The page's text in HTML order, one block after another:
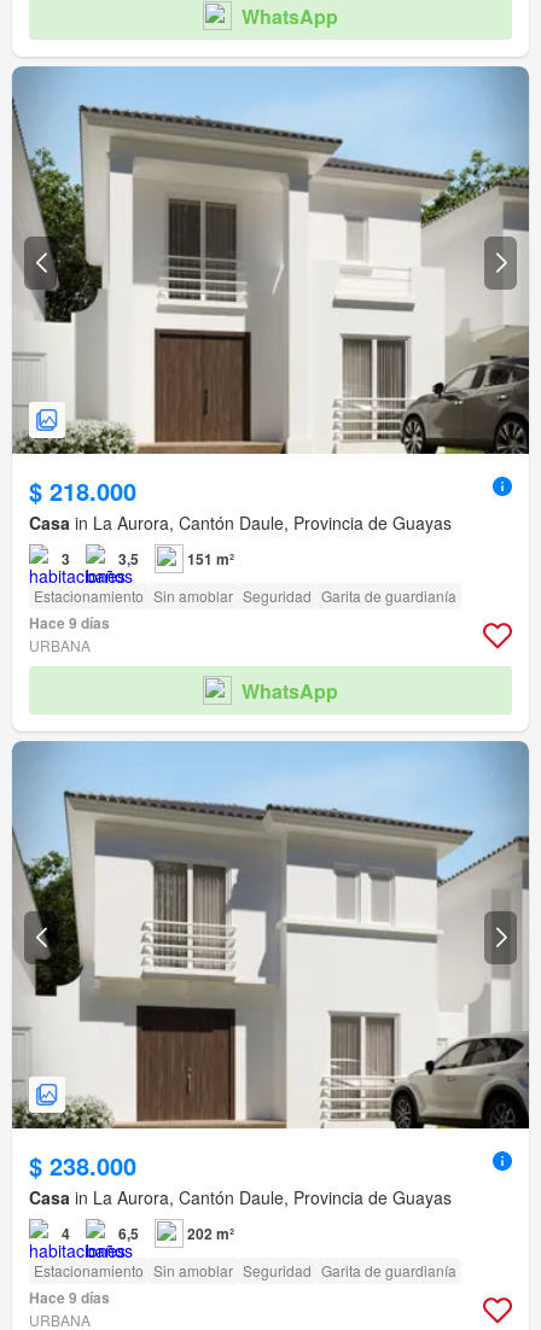
WhatsApp
$ 218.000
Casa in La Aurora, Cantón Daule, Provincia de Guayas
3 3,5 151 m²
Estacionamiento Sin amoblar Seguridad Garita de guardianía
Hace 9 días
URBANA
WhatsApp
$ 238.000
Casa in La Aurora, Cantón Daule, Provincia de Guayas
4 6,5 202 m²
Estacionamiento Sin amoblar Seguridad Garita de guardianía
Hace 9 días
URBANA